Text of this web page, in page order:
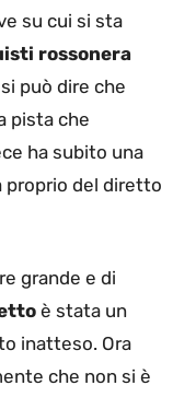
su cui si sta
rossonera
può dire che
pista che
ha subito una
proprio del diretto
grande e di
è stata un
inatteso. Ora
che non si è